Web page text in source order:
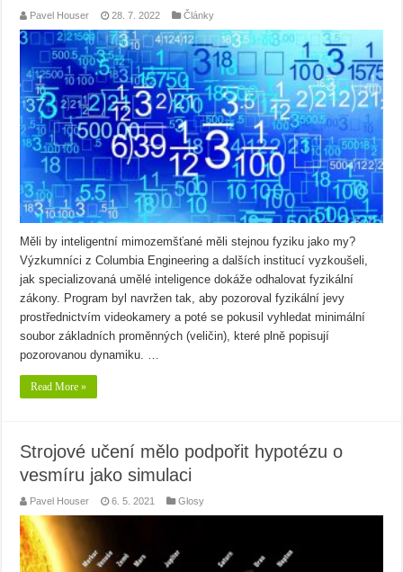
Pavel Houser 28. 7. 2022 Články
Měli by inteligentní mimozemšťané měli stejnou fyziku jako my?
Výzkumníci z Columbia Engineering a dalších institucí vyzkoušeli,
jak specializovaná umělé inteligence dokáže odhalovat fyzikální
zákony. Program byl navržen tak, aby pozoroval fyzikální jevy
prostřednictvím videokamery a poté se pokusil vyhledat minimální
soubor základních proměnných (veličin), které plně popisují
pozorovanou dynamiku. …
Read More »
Strojové učení mělo podpořit hypotézu o
vesmíru jako simulaci
Pavel Houser 6. 5. 2021 Glosy